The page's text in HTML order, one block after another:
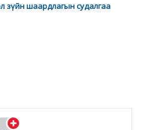
зүйн шаардлагын судалгаа